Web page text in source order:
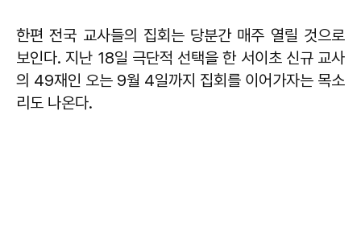
한편 전국 교사들의 집회는 당분간 매주 열릴 것으로
보인다. 지난 18일 극단적 선택을 한 서이초 신규 교사
의 49재인 오는 9월 4일까지 집회를 이어가자는 목소
리도 나온다.